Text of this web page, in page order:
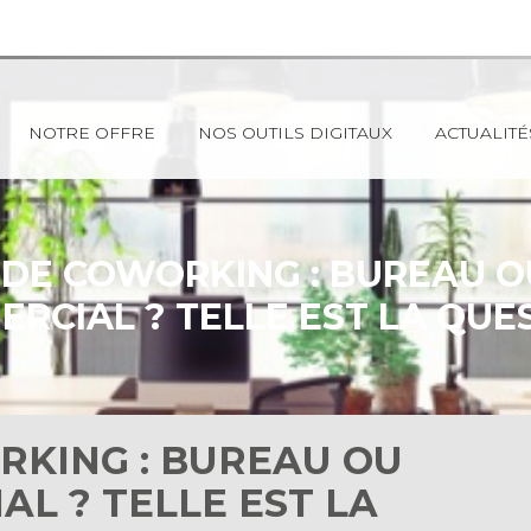
NOTRE OFFRE NOS OUTILS DIGITAUX
COWORKING : BUREAU
? TELLE EST LA
: BUREAU OU
? TELLE EST LA